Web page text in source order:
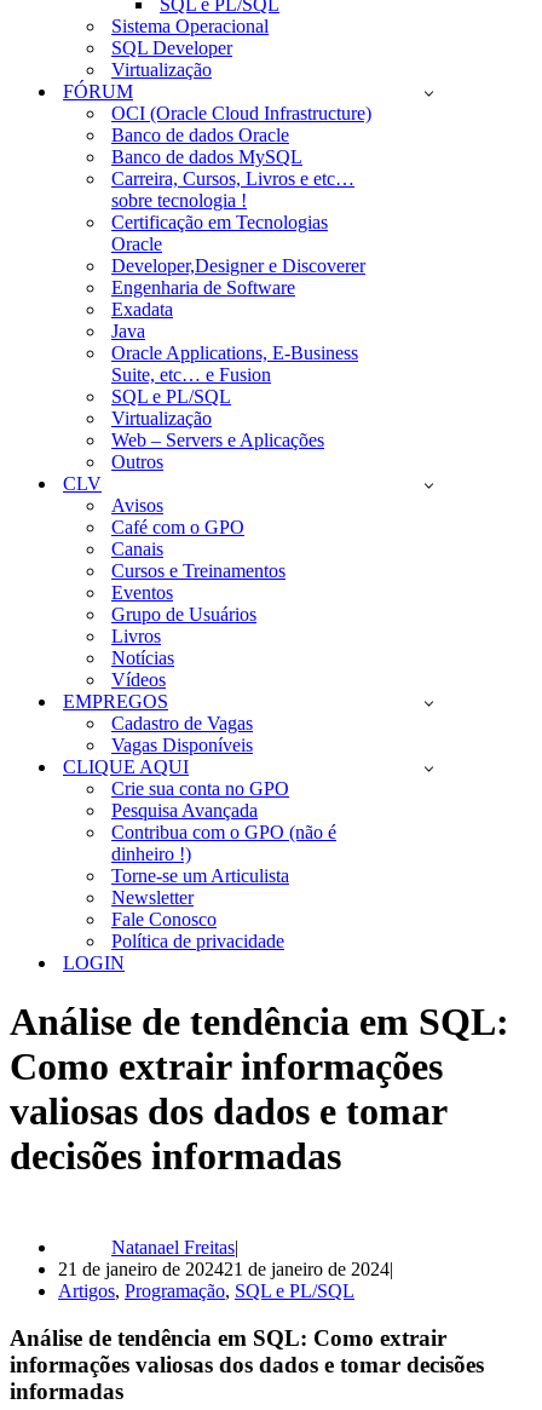
SQL e PL/SQL
Sistema Operacional
SQL Developer
Virtualização
FÓRUM
OCI (Oracle Cloud Infrastructure)
Banco de dados Oracle
Banco de dados MySQL
Carreira, Cursos, Livros e etc…
sobre tecnologia !
Certificação em Tecnologias
Oracle
Developer,Designer e Discoverer
Engenharia de Software
Exadata
Java
Oracle Applications, E-Business
Suite, etc… e Fusion
SQL e PL/SQL
Virtualização
Web – Servers e Aplicações
Outros
CLV
Avisos
Café com o GPO
Canais
Cursos e Treinamentos
Eventos
Grupo de Usuários
Livros
Notícias
Vídeos
EMPREGOS
Cadastro de Vagas
Vagas Disponíveis
CLIQUE AQUI
Crie sua conta no GPO
Pesquisa Avançada
Contribua com o GPO (não é
dinheiro !)
Torne-se um Articulista
Newsletter
Fale Conosco
Política de privacidade
LOGIN
Análise de tendência em SQL:
Como extrair informações
valiosas dos dados e tomar
decisões informadas
Natanael Freitas
21 de janeiro de 202421 de janeiro de 2024
Artigos, Programação, SQL e PL/SQL
Análise de tendência em SQL: Como extrair
informações valiosas dos dados e tomar decisões
informadas